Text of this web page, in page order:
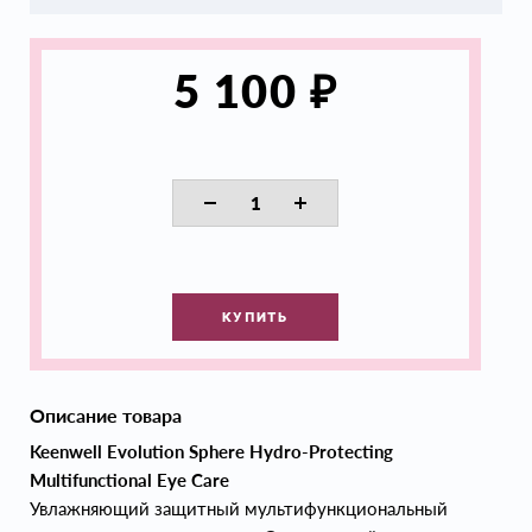
5 100 ₽
КУПИТЬ
Описание товара
Keenwell Evolution Sphere Hydro-Protecting
Multifunctional Eye Care
Увлажняющий защитный мультифункциональный